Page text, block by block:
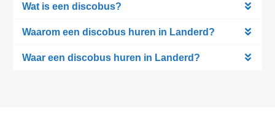
Wat is een discobus?
Waarom een discobus huren in Landerd?
Waar een discobus huren in Landerd?